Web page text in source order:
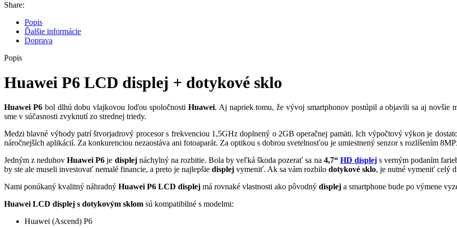
Share:
Popis
Ďalšie informácie
Doprava
Popis
Huawei P6 LCD displej + dotykové sklo
Huawei P6bol dlhú dobu vlajkovou loďou spoločnosti Huawei. Aj napriek tomu, že vývoj smartphonov postúpil a objavili sa aj novšie
sme v súčasnosti zvyknutí zo strednej triedy.
Medzi hlavné výhody patrí štvorjadrový procesor s frekvenciou 1,5GHz doplnený o 2GB operačnej pamäti. Ich výpočtový výkon je
náročnejších aplikácií. Za konkurenciou nezaostáva ani fotoaparát. Za optikou s dobrou svetelnosťou je umiestnený senzor s rozlíšením
Jedným z neduhovHuawei P6 je displejnáchylný na rozbitie. Bola by veľká škoda pozerať sa na 4,7“ HD displejs verným podaním
by ste ale museli investovať nemalé financie, a preto je najlepšie displej vymeniť. Ak sa vám rozbilo dotykové sklo, je nutné vymeniť celý
Nami ponúkaný kvalitný náhradný Huawei P6 LCD displej má rovnaké vlastnosti ako pôvodný displej a smartphone bude po výmene
Huawei LCD displej s dotykovým sklom sú kompatibilné s modelmi:
Huawei (Ascend) P6